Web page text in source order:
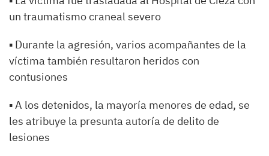
un traumatismo craneal severo
▪ Durante la agresión, varios acompañantes de la
víctima también resultaron heridos con
contusiones
▪ A los detenidos, la mayoría menores de edad, se
les atribuye la presunta autoría de delito de
lesiones